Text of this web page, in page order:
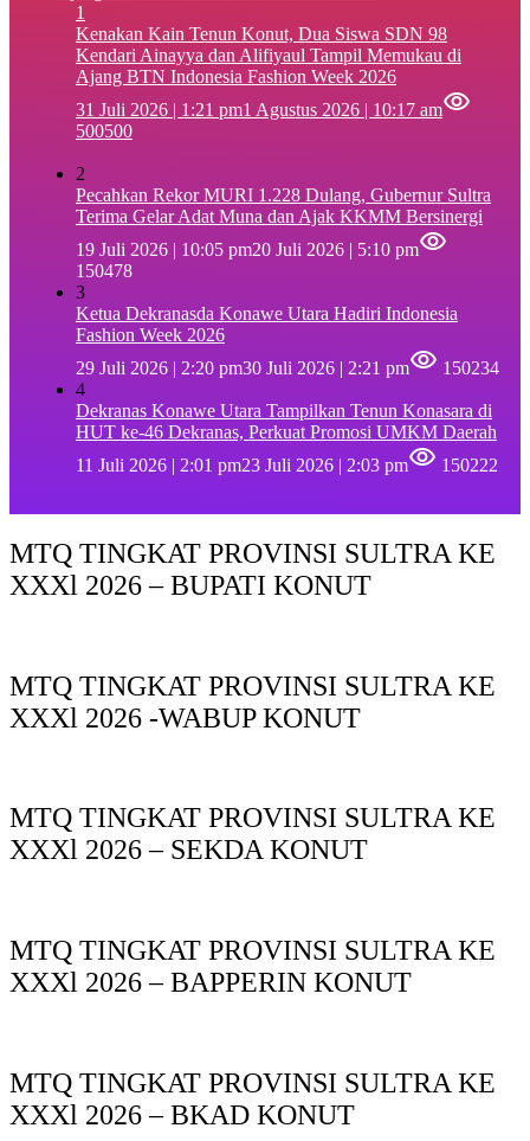
1
‎Kenakan Kain Tenun Konut, Dua Siswa SDN 98
Kendari Ainayya dan Alifiyaul Tampil Memukau di
Ajang BTN Indonesia Fashion Week 2026
31 Juli 2026 | 1:21 pm1 Agustus 2026 | 10:17 am
500500
2
Pecahkan Rekor MURI 1.228 Dulang, Gubernur Sultra
Terima Gelar Adat Muna dan Ajak KKMM Bersinergi
19 Juli 2026 | 10:05 pm20 Juli 2026 | 5:10 pm
150478
3
Ketua Dekranasda Konawe Utara Hadiri Indonesia
Fashion Week 2026
29 Juli 2026 | 2:20 pm30 Juli 2026 | 2:21 pm
150234
4
Dekranas Konawe Utara Tampilkan Tenun Konasara di
HUT ke-46 Dekranas, Perkuat Promosi UMKM Daerah
11 Juli 2026 | 2:01 pm23 Juli 2026 | 2:03 pm 150222
MTQ TINGKAT PROVINSI SULTRA KE
XXXl 2026 – BUPATI KONUT
MTQ TINGKAT PROVINSI SULTRA KE
XXXl 2026 -WABUP KONUT
MTQ TINGKAT PROVINSI SULTRA KE
XXXl 2026 – SEKDA KONUT
MTQ TINGKAT PROVINSI SULTRA KE
XXXl 2026 – BAPPERIN KONUT
MTQ TINGKAT PROVINSI SULTRA KE
XXXl 2026 – BKAD KONUT